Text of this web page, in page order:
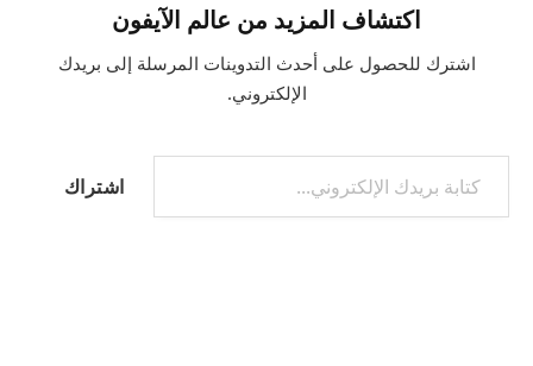
اكتشاف المزيد من عالم الآيفون
اشترك للحصول على أحدث التدوينات المرسلة إلى بريدك
الإلكتروني.
كتابة بريدك الإلكتروني...
اشتراك